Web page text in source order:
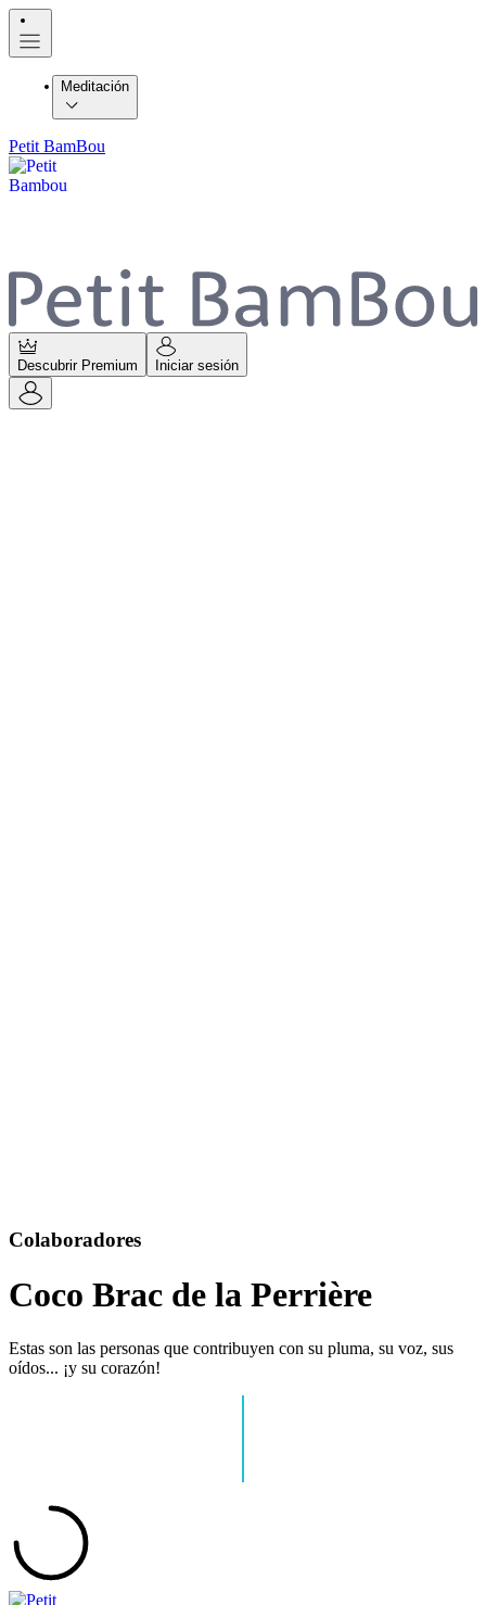
Meditación
Petit BamBou
Descubrir Premium Iniciar sesión
Colaboradores
Coco Brac de la Perrière
Estas son las personas que contribuyen con su pluma, su voz, sus
oídos... ¡y su corazón!